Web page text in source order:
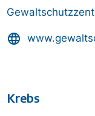
language
Krebs